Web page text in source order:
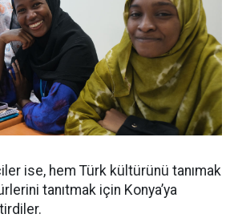
ise, hem Türk kültürünü tanımak
tanıtmak için Konya’ya